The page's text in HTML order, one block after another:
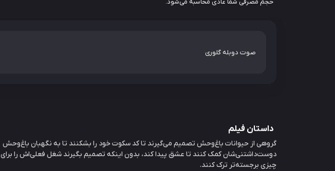
حجم مصرفی شما عادی محاسبه می‌شود.
صوت دوبله گلوری
داستان فیلم
گروهی از حیوانات باغ‌وحش تصمیم می‌گیرند تا کد سکوت خود را بشکنند تا به نگهبان باغ‌وحش
دوست‌داشتنی‌شان کمک کنند تا عشق پیدا کند، بدون اینکه تصمیم بگیرند شغل فعلی‌اش را برای
چیزی برجسته‌تر ترک کنند.